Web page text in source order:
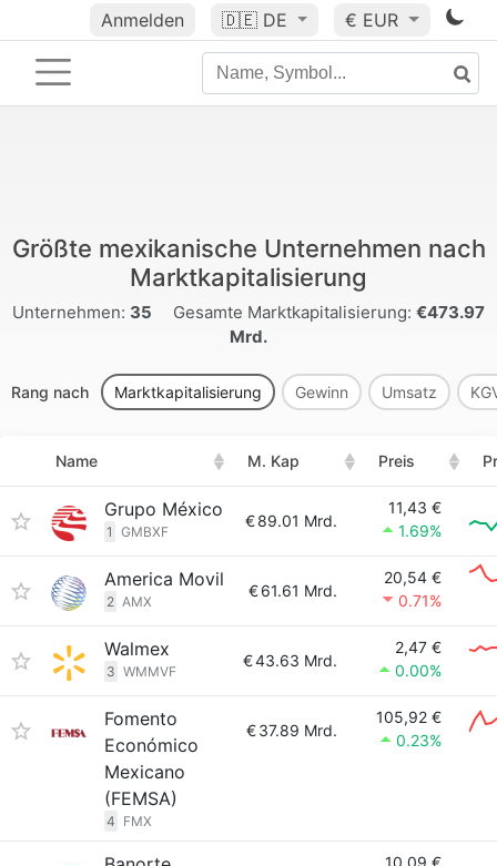
Anmelden 🇩🇪 DE € EUR
Größte mexikanische Unternehmen nach
Marktkapitalisierung
Unternehmen: 35 Gesamte Marktkapitalisierung: €473.97
Mrd.
Rang nach Marktkapitalisierung Gewinn Umsatz
Name M. Kap Preis
Grupo México
1 GMBXF
€89.01 Mrd.
11,43 €
1.69%
America Movil
2 AMX
€61.61 Mrd.
20,54 €
0.71%
Walmex
3 WMMVF
€43.63 Mrd.
2,47 €
0.00%
Fomento
Económico
Mexicano
(FEMSA)
4 FMX
€37.89 Mrd.
105,92 €
0.23%
10,09 €